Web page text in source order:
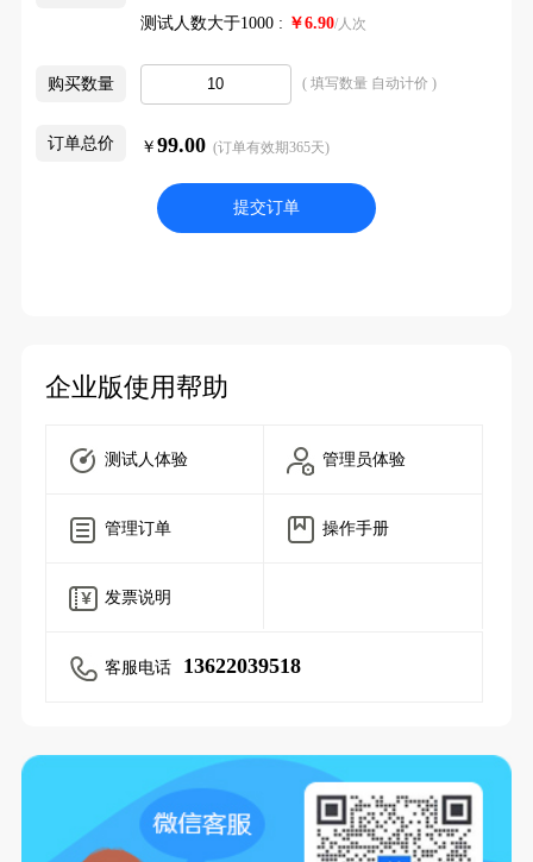
测试人数大于1000 : ￥6.90/人次
购买数量 ( 填写数量 自动计价 )
订单总价 ￥ 99.00(订单有效期365天)
提交订单
企业版使用帮助
测试人体验 管理员体验
管理订单 操作手册
发票说明
客服电话 13622039518